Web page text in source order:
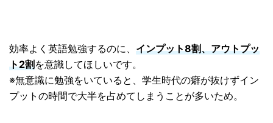
効率よく英語勉強するのに、 インプット8割、アウトプッ
ト2割 を意識してほしいです。
※無意識に勉強をいていると、学生時代の癖が抜けずイン
プットの時間で大半を占めてしまうことが多いため。